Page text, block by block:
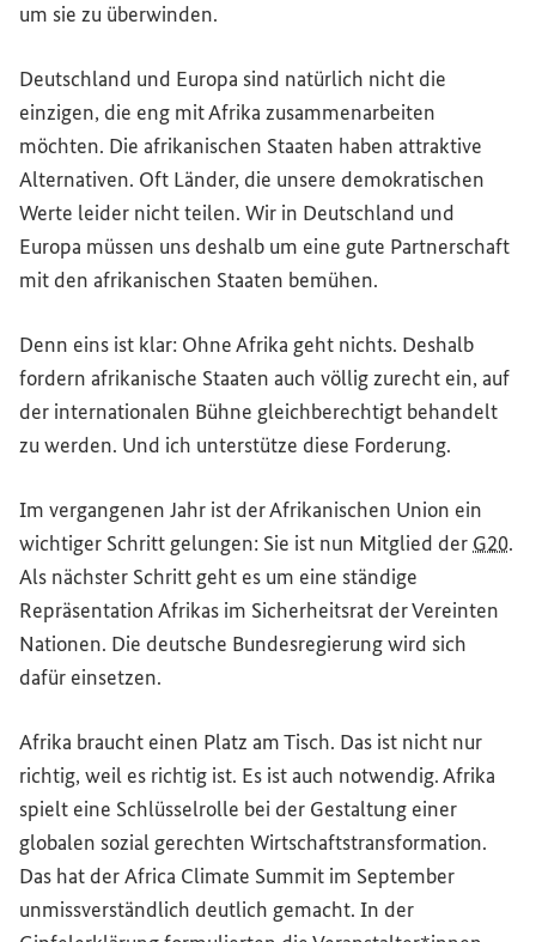
um sie zu überwinden.
Deutschland und Europa sind natürlich nicht die
einzigen, die eng mit Afrika zusammenarbeiten
möchten. Die afrikanischen Staaten haben attraktive
Alternativen. Oft Länder, die unsere demokratischen
Werte leider nicht teilen. Wir in Deutschland und
Europa müssen uns deshalb um eine gute Partnerschaft
mit den afrikanischen Staaten bemühen.
Denn eins ist klar: Ohne Afrika geht nichts. Deshalb
fordern afrikanische Staaten auch völlig zurecht ein, auf
der internationalen Bühne gleichberechtigt behandelt
zu werden. Und ich unterstütze diese Forderung.
Im vergangenen Jahr ist der Afrikanischen Union ein
wichtiger Schritt gelungen: Sie ist nun Mitglied der G20.
Als nächster Schritt geht es um eine ständige
Repräsentation Afrikas im Sicherheitsrat der Vereinten
Nationen. Die deutsche Bundesregierung wird sich
dafür einsetzen.
Afrika braucht einen Platz am Tisch. Das ist nicht nur
richtig, weil es richtig ist. Es ist auch notwendig. Afrika
spielt eine Schlüsselrolle bei der Gestaltung einer
globalen sozial gerechten Wirtschaftstransformation.
Das hat derAfrica Climate Summit im September
unmissverständlich deutlich gemacht. In der